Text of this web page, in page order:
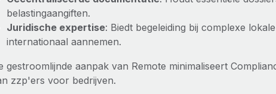
belastingaangiften.
Juridische expertise: Biedt begeleiding bij complexe
internationaal aannemen.
gestroomlijnde aanpak van Remote minimaliseert
zzp'ers voor bedrijven.